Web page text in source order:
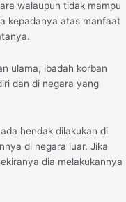
walaupun tidak mampu
kepadanya atas manfaat
ulama, ibadah korban
dan di negara yang
hendak dilakukan di
di negara luar. Jika
dia melakukannya